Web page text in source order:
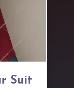
Suit